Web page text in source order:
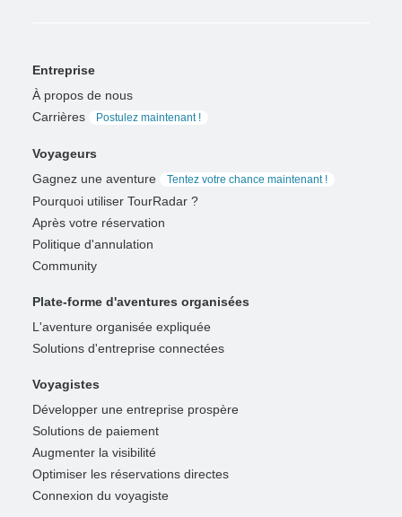
Entreprise
À propos de nous
Carrières
Postulez maintenant !
Voyageurs
Gagnez une aventure
Tentez votre chance maintenant !
Pourquoi utiliser TourRadar ?
Après votre réservation
Politique d'annulation
Community
Plate-forme d'aventures organisées
L'aventure organisée expliquée
Solutions d'entreprise connectées
Voyagistes
Développer une entreprise prospère
Solutions de paiement
Augmenter la visibilité
Optimiser les réservations directes
Connexion du voyagiste